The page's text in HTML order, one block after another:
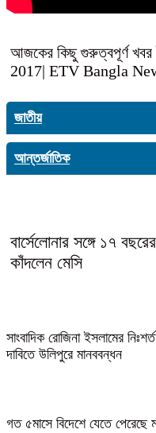
আজকের কিছু গুরুত্বপূর্ণ খবর
2017| ETV Bangla
জাতীয়
আন্তর্জাতিক
বার্সেলোনার সঙ্গে ১৭
কাঁদলেন মেসি
সাংবাদিক রোজিনা ইসলামের
দাবিতে উলিপুরে মানববন্ধন
গত ৫মাসে বিদেশে যেতে পেরেছে